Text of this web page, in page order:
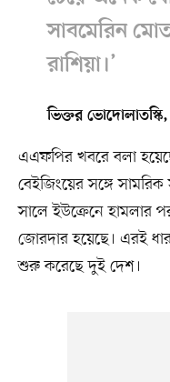
সাবমেরিন
রাশিয়া।’
ভিক্তর ভোদোলাতস্কি,
এএফপির খবরে বলা
বেইজিংয়ের সঙ্গে
সালে ইউক্রেনে হামলার
জোরদার হয়েছে। এরই
শুরু করেছে দুই দেশ।